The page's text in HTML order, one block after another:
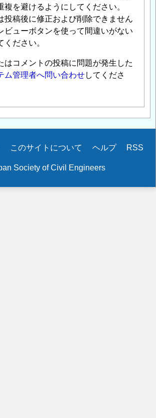
複を避けるようにしてください。
投稿後に修正および削除できません
ビューボタンを使って間違いがない
ください。
はコメントの投稿に問題が発生した
ム管理者へ問い合わせしてくださ
このサイトについて ヘルプ RSS
Society of Civil Engineers